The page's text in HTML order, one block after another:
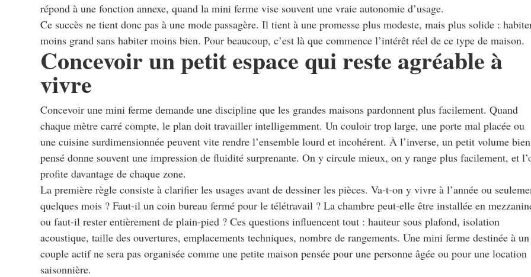
répond à une fonction annexe, quand la mini ferme vise souvent une vraie autonomie d’usage.
Ce succès ne tient donc pas à une mode passagère. Il tient à une promesse plus modeste, mais plus solide :
moins grand sans habiter moins bien. Pour beaucoup, c’est là que commence l’intérêt réel de ce type de maison.
Concevoir un petit espace qui reste agréable à
vivre
Concevoir une mini ferme demande une discipline que les grandes maisons pardonnent plus facilement. Quand
chaque mètre carré compte, le plan doit travailler intelligemment. Un couloir trop large, une porte mal placée ou
une cuisine surdimensionnée peuvent vite rendre l’ensemble lourd et incohérent. À l’inverse, un petit volume bien
pensé donne souvent une impression de fluidité surprenante. On y circule mieux, on y range plus facilement, et
profite davantage de chaque zone.
La première règle consiste à clarifier les usages avant de dessiner les pièces. Va-t-on y vivre à l’année ou
quelques mois ? Faut-il un coin bureau fermé pour le télétravail ? La chambre peut-elle être installée en
ou faut-il rester entièrement de plain-pied ? Ces questions influencent tout : hauteur sous plafond, isolation
acoustique, taille des ouvertures, emplacements techniques, nombre de rangements. Une mini ferme destinée à un
couple actif ne sera pas organisée comme une petite maison pensée pour une personne âgée ou pour une location
saisonnière.